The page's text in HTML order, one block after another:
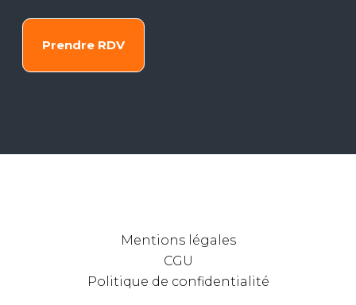
Prendre RDV
Mentions légales
CGU
Politique de confidentialité